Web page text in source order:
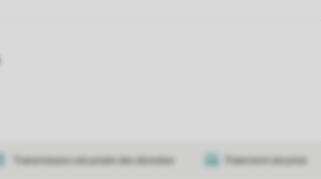
Transmission sécurisée des données Paiement sécurisé